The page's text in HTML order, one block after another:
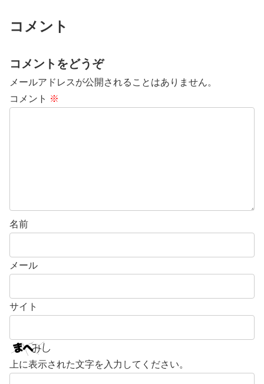
コメント
コメントをどうぞ
メールアドレスが公開されることはありません。
コメント ※
名前
メール
サイト
上に表示された文字を入力してください。